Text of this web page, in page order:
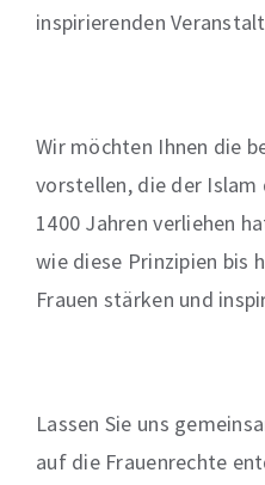
inspirierenden
Wir möchten Ihnen die
vorstellen, die der Islam
1400 Jahren verliehen
wie diese Prinzipien bis
Frauen stärken und
Lassen Sie uns
auf die Frauenrechte